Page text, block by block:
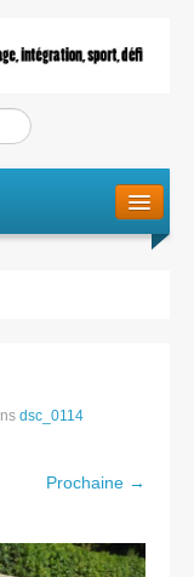
dsc_0114
Prochaine →